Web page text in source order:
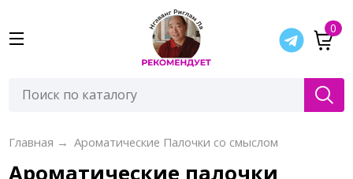
0
Главная → Ароматические Палочки со смыслом
Ароматические палочки